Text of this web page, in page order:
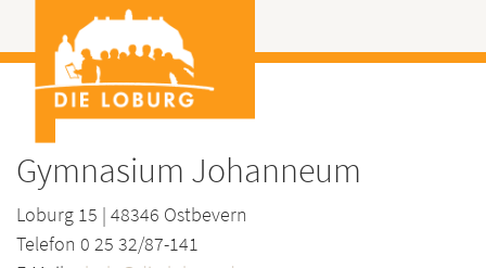
Gymnasium Johanneum
Loburg 15 | 48346 Ostbevern
Telefon 0 25 32/87-141